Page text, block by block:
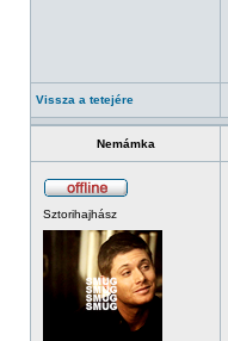
Vissza a tetejére
Nemámka
Sztorihajhász